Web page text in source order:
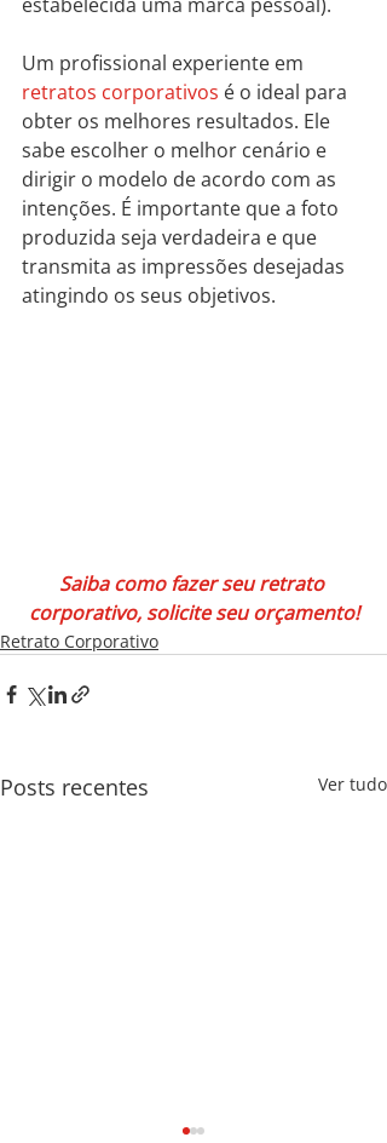
estabelecida uma marca pessoal).
Um profissional experiente em
retratos corporativos é o ideal para
obter os melhores resultados. Ele
sabe escolher o melhor cenário e
dirigir o modelo de acordo com as
intenções. É importante que a foto
produzida seja verdadeira e que
transmita as impressões desejadas
atingindo os seus objetivos.
Saiba como fazer seu retrato
corporativo, solicite seu orçamento!
Retrato Corporativo
Posts recentes Ver tudo